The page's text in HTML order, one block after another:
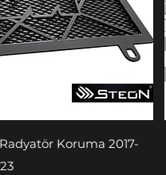
Koruma 2017-